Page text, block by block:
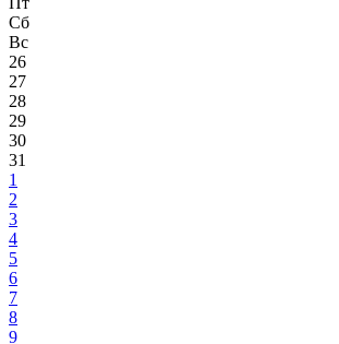
Сб
Вс
26
27
28
29
30
31
1
2
3
4
5
6
7
8
9